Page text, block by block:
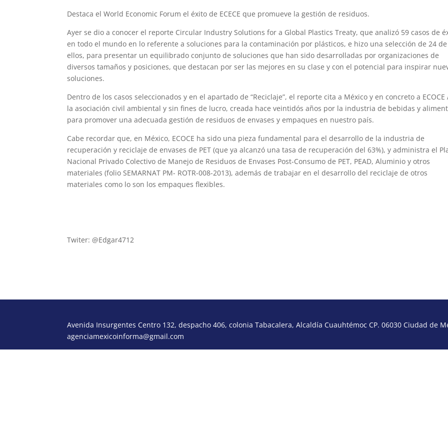
Destaca el World Economic Forum el éxito de ECECE que promueve la gestión de residuos.
Ayer se dio a conocer el reporte Circular Industry Solutions for a Global Plastics Treaty, que analizó 59 casos de
en todo el mundo en lo referente a soluciones para la contaminación por plásticos, e hizo una selección de 24 de
ellos, para presentar un equilibrado conjunto de soluciones que han sido desarrolladas por organizaciones de
diversos tamaños y posiciones, que destacan por ser las mejores en su clase y con el potencial para inspirar
soluciones.
Dentro de los casos seleccionados y en el apartado de “Reciclaje”, el reporte cita a México y en concreto a ECOCE
la asociación civil ambiental y sin fines de lucro, creada hace veintidós años por la industria de bebidas y
para promover una adecuada gestión de residuos de envases y empaques en nuestro país.
Cabe recordar que, en México, ECOCE ha sido una pieza fundamental para el desarrollo de la industria de
recuperación y reciclaje de envases de PET (que ya alcanzó una tasa de recuperación del 63%), y administra el
Nacional Privado Colectivo de Manejo de Residuos de Envases Post-Consumo de PET, PEAD, Aluminio y otros
materiales (folio SEMARNAT PM- ROTR-008-2013), además de trabajar en el desarrollo del reciclaje de otros
materiales como lo son los empaques flexibles.
Twiter: @Edgar4712
Avenida Insurgentes Centro 132, despacho 406, colonia Tabacalera, Alcaldía Cuauhtémoc CP. 06030 Ciudad de
agenciamexicoinforma@gmail.com